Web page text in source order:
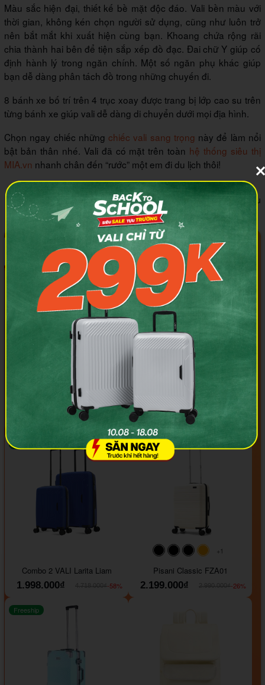
Màu sắc hiện đại, thiết kế bề mặt độc đáo. Vali bền màu với
thời gian, không kén chọn người sử dụng, cũng như luôn trở
nên bắt mắt khi xuất hiện cùng bạn. Khoang chứa rộng rãi
chia thành hai bên để tiện sắp xếp đồ đạc. Đai chữ Y giúp cố
định hành lý trong ngăn chính. Một số ngăn phụ khác giúp
bạn dễ dàng phân tách đồ trong những chuyến đi.
8 bánh xe bố trí trên 4 trục xoay được trang bị lớp cao su trên
từng bánh xe giúp vali dễ dàng di chuyển dưới mọi địa hình.
Chọn ngay chiếc những chiếc vali sang trọng này để làm nổi
bật bản thân nhé. Vali đã có mặt trên toàn hệ thống siêu thị
MIA.vn nhanh chân đến “rước” một em đi du lịch thôi!
Tác giả: Trần Trọng Minh Hiếu
TOP sản phẩm bán chạy tháng 08/2026
#093f69#ffa500#FF0000
Larita Yuno AH0325
1.189.000₫
Freeship
Combo 2 VALI Larita Sena
1.899.000₫
Combo 2 VALI Larita Liam
1.998.000₫
-58%
#000000#000000#000000
+1
Freeship
Pisani Classic FZA01
2.199.000₫
-26%
Freeship